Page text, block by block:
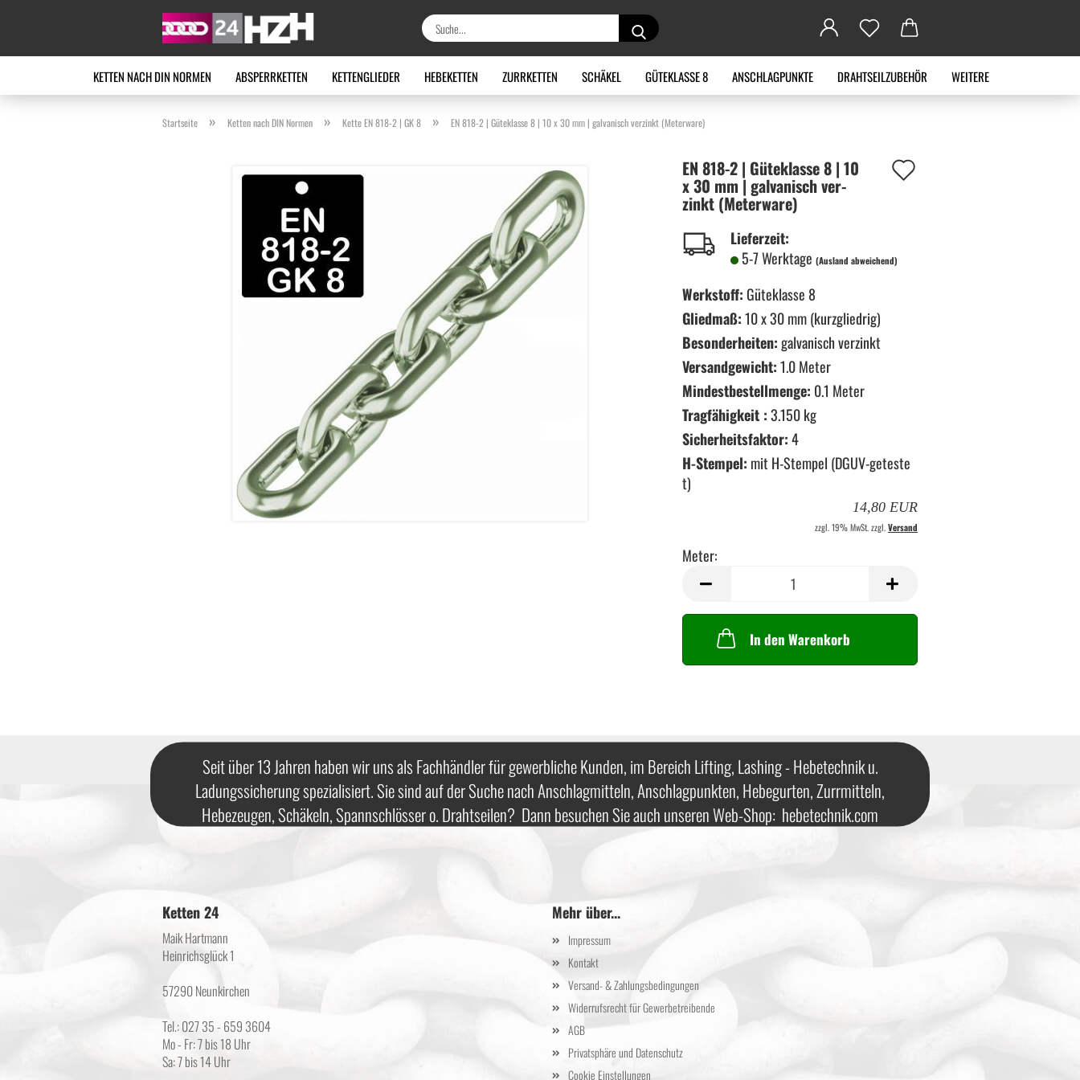
Suche...
KETTEN NACH DIN NORMEN ABSPERRKETTEN KETTENGLIEDER HEBEKETTEN ZURRKETTEN SCHÄKEL GÜTEKLASSE 8 ANSCHLAGPUNKTE DRAHTSEILZUBEHÖR WEITERE
Startseite » Ketten nach DIN Normen » Kette EN 818-2 | GK 8 » EN 818-2 | Güteklasse 8 | 10 x 30 mm | galvanisch verzinkt (Meterware)
EN 818-2 | Gü­te­klas­se 8 | 10
x 30 mm | gal­va­nisch ver­
zinkt (Me­ter­wa­re)
Lieferzeit:
5-7 Werktage (Ausland abweichend)
Werkstoff:Güteklasse 8
Gliedmaß:10 x 30 mm (kurzgliedrig)
Besonderheiten:galvanisch verzinkt
Versandgewicht:1.0 Meter
Mindestbestellmenge: 0.1 Meter
Tragfähigkeit :3.150 kg
Sicherheitsfaktor:4
H-Stempel: mit H-Stempel (DGUV-geteste
t)
14,80 EUR
zzgl. 19% MwSt. zzgl.Versand
Meter:
Meter
In den Warenkorb
Seit über 13 Jahren haben wir uns als Fachhändler für gewerbliche Kunden, im Bereich Lifting, Lashing - Hebetechnik u.
Ladungssicherung spezialisiert. Sie sind auf der Suche nach Anschlagmitteln, Anschlagpunkten, Hebegurten, Zurrmitteln,
Hebezeugen, Schäkeln, Spannschlösser o. Drahtseilen? Dann besuchen Sie auch unseren Web-Shop: hebetechnik.com
Ketten 24
Maik Hartmann
Heinrichsglück 1
57290 Neunkirchen
Tel.: 027 35 - 659 3604
Mo - Fr: 7 bis 18 Uhr
Sa: 7 bis 14 Uhr
Mehr über...
Impressum
Kontakt
Versand- & Zahlungsbedingungen
Widerrufsrecht für Gewerbetreibende
AGB
Privatsphäre und Datenschutz
Cookie Einstellungen